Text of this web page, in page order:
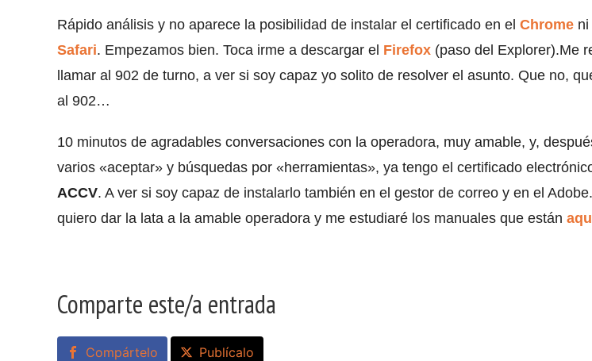
Rápido análisis y no aparece la posibilidad de instalar el certificado en el Chrome ni
Safari. Empezamos bien. Toca irme a descargar el Firefox (paso del Explorer).Me
llamar al 902 de turno, a ver si soy capaz yo solito de resolver el asunto. Que no,
al 902…
10 minutos de agradables conversaciones con la operadora, muy amable, y,
varios «aceptar» y búsquedas por «herramientas», ya tengo el certificado
ACCV. A ver si soy capaz de instalarlo también en el gestor de correo y en el
quiero dar la lata a la amable operadora y me estudiaré los manuales que están
Comparte este/a entrada
Compártelo Publícalo